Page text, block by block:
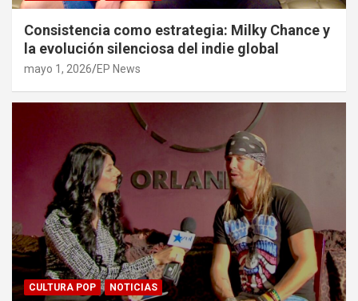
Consistencia como estrategia: Milky Chance y
la evolución silenciosa del indie global
mayo 1, 2026 EP News
CULTURA POP NOTICIAS